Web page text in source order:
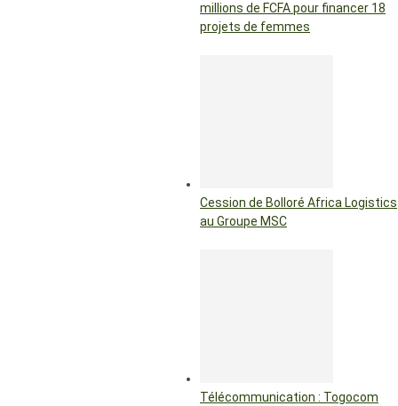
millions de FCFA pour financer 18
projets de femmes
Cession de Bolloré Africa Logistics
au Groupe MSC
Télécommunication : Togocom